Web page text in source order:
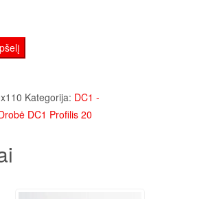
su drobe DC1 100x110
Kategorija: DC1 -
DC1 Profilis 20